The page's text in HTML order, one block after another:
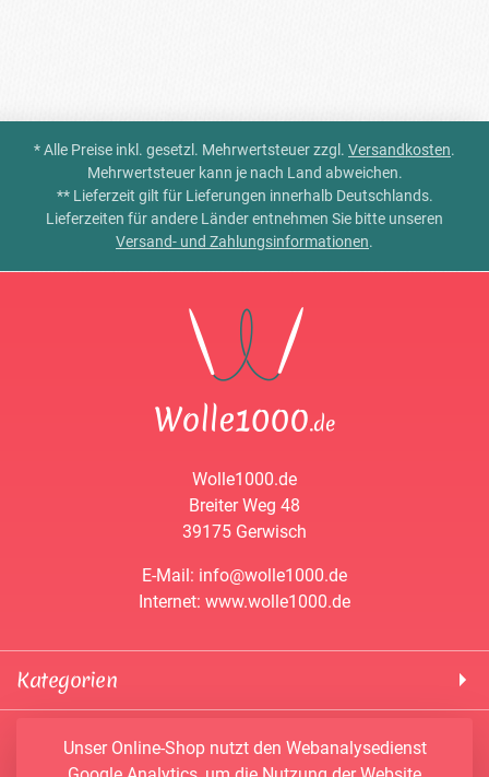
* Alle Preise inkl. gesetzl. Mehrwertsteuer zzgl. Versandkosten.
Mehrwertsteuer kann je nach Land abweichen.
** Lieferzeit gilt für Lieferungen innerhalb Deutschlands.
Lieferzeiten für andere Länder entnehmen Sie bitte unseren
Versand- und Zahlungsinformationen.
Wolle1000.de
Breiter Weg 48
39175 Gerwisch
E-Mail: info@wolle1000.de
Internet: www.wolle1000.de
Kategorien
ALIZE Yarns
Service & Informationen
Unser Online-Shop nutzt den Webanalysedienst